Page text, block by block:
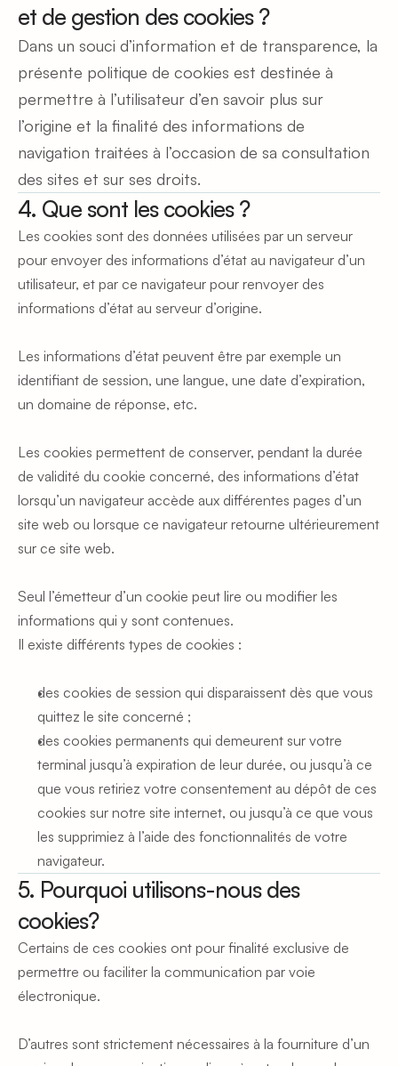
et de gestion des cookies ?
Dans un souci d’information et de transparence, la
présente politique de cookies est destinée à
permettre à l’utilisateur d’en savoir plus sur
l’origine et la finalité des informations de
navigation traitées à l’occasion de sa consultation
des sites et sur ses droits.
4. Que sont les cookies ?
Les cookies sont des données utilisées par un serveur
pour envoyer des informations d’état au navigateur d’un
utilisateur, et par ce navigateur pour renvoyer des
informations d’état au serveur d’origine.
Les informations d’état peuvent être par exemple un
identifiant de session, une langue, une date d’expiration,
un domaine de réponse, etc.
Les cookies permettent de conserver, pendant la durée
de validité du cookie concerné, des informations d’état
lorsqu’un navigateur accède aux différentes pages d’un
site web ou lorsque ce navigateur retourne ultérieurement
sur ce site web.
Seul l’émetteur d’un cookie peut lire ou modifier les
informations qui y sont contenues.
Il existe différents types de cookies :
des cookies de session qui disparaissent dès que vous
quittez le site concerné ;
des cookies permanents qui demeurent sur votre
terminal jusqu’à expiration de leur durée, ou jusqu’à ce
que vous retiriez votre consentement au dépôt de ces
cookies sur notre site internet, ou jusqu’à ce que vous
les supprimiez à l’aide des fonctionnalités de votre
navigateur.
5. Pourquoi utilisons-nous des
cookies?
Certains de ces cookies ont pour finalité exclusive de
permettre ou faciliter la communication par voie
électronique.
D’autres sont strictement nécessaires à la fourniture d’un